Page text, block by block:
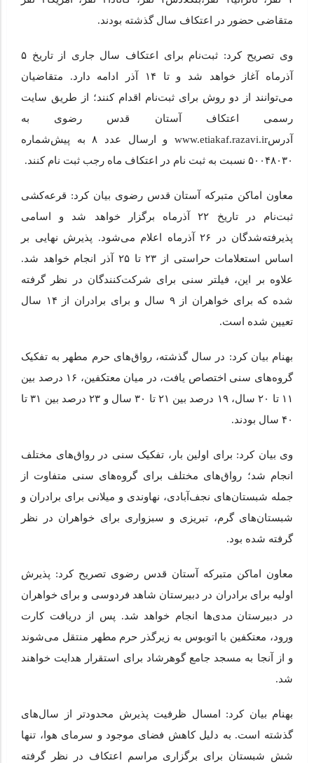
متقاضی حضور در اعتکاف سال گذشته بودند.
وی تصریح کرد: ثبت‌نام برای اعتکاف سال جاری از تاریخ ۵
آذرماه آغاز خواهد شد و تا ۱۴ آذر ادامه دارد. متقاضیان
می‌توانند از دو روش برای ثبت‌نام اقدام کنند؛ از طریق سایت
رسمی اعتکاف آستان قدس رضوی به
آدرسwww.etiakaf.razavi.ir و ارسال عدد ۸ به پیش‌شماره
۵۰۰۴۸۰۳۰ نسبت به ثبت نام در اعتکاف ماه رجب ثبت نام کنند.
معاون اماکن متبرکه آستان قدس رضوی بیان کرد: قرعه‌کشی
ثبت‌نام در تاریخ ۲۲ آذرماه برگزار خواهد شد و اسامی
پذیرفته‌شدگان در ۲۶ آذرماه اعلام می‌شود. پذیرش نهایی بر
اساس استعلامات حراستی از ۲۳ تا ۲۵ آذر انجام خواهد شد.
علاوه بر این، فیلتر سنی برای شرکت‌کنندگان در نظر گرفته
شده که برای خواهران از ۹ سال و برای برادران از ۱۴ سال
تعیین شده است.
بهنام بیان کرد: در سال گذشته، رواق‌های حرم مطهر به تفکیک
گروه‌های سنی اختصاص یافت، در میان معتکفین، ۱۶ درصد بین
۱۱ تا ۲۰ سال، ۱۹ درصد بین ۲۱ تا ۳۰ سال و ۲۳ درصد بین ۳۱ تا
۴۰ سال بودند.
وی بیان کرد: برای اولین بار، تفکیک سنی در رواق‌های مختلف
انجام شد؛ رواق‌های مختلف برای گروه‌های سنی متفاوت از
جمله شبستان‌های نجف‌آبادی، نهاوندی و میلانی برای برادران و
شبستان‌های گرم، تبریزی و سبزواری برای خواهران در نظر
گرفته شده بود.
معاون اماکن متبرکه آستان قدس رضوی تصریح کرد: پذیرش
اولیه برای برادران در دبیرستان شاهد فردوسی و برای خواهران
در دبیرستان مدی‌ها انجام خواهد شد. پس از دریافت کارت
ورود، معتکفین با اتوبوس به زیرگذر حرم مطهر منتقل می‌شوند
و از آنجا به مسجد جامع گوهرشاد برای استقرار هدایت خواهند
شد.
بهنام بیان کرد: امسال ظرفیت پذیرش محدودتر از سال‌های
گذشته است. به دلیل کاهش فضای موجود و سرمای هوا، تنها
شش شبستان برای برگزاری مراسم اعتکاف در نظر گرفته